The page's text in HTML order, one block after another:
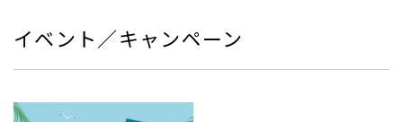
イベント／キャンペーン